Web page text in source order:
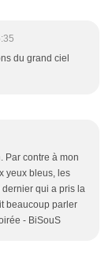
du grand ciel
Par contre à mon
yeux bleus, les
dernier qui a pris la
beaucoup parler
- BiSouS